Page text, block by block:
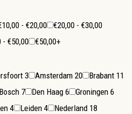
- €20,00
€20,00 - €30,00
- €50,00 €50,00+
3 Amsterdam 20 Brabant 11
7 Den Haag 6 Groningen 6
4 Leiden 4 Nederland 18